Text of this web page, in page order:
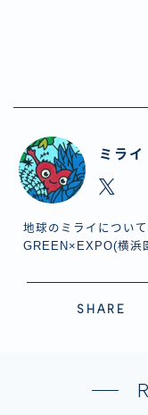
ミライ
地球のミライについ
GREEN×EXPO(横浜
SHARE